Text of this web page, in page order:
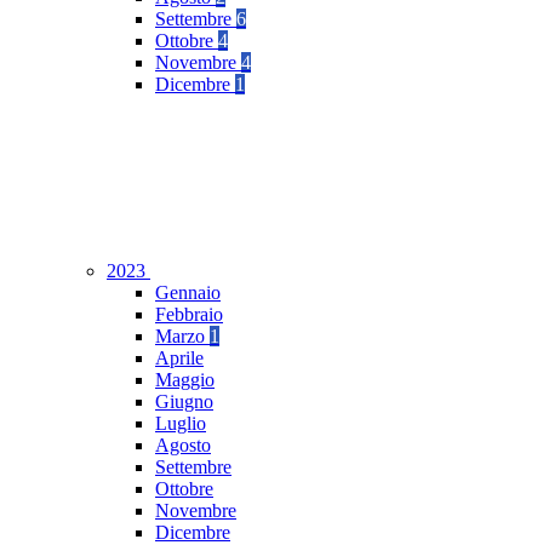
Settembre 6
Ottobre 4
Novembre 4
Dicembre 1
2023
Gennaio
Febbraio
Marzo 1
Aprile
Maggio
Giugno
Luglio
Agosto
Settembre
Ottobre
Novembre
Dicembre